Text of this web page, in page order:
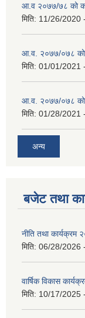
आ.व २०७७/७८ को
मिति: 11/26/2020
आ.व. २०७७/०७८ को
मिति: 01/01/2021
आ.व. २०७७/०७८ को
मिति: 01/28/2021
अन्य
बजेट तथा
नीति तथा कार्यक्रम
मिति: 06/28/2026
वार्षिक विकास
मिति: 10/17/2025